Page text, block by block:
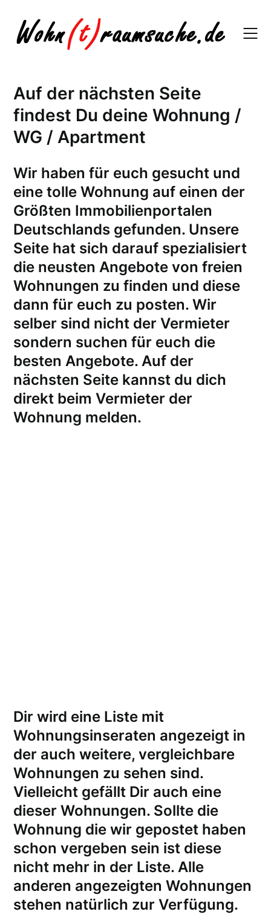
content
Auf der nächsten Seite
findest Du deine Wohnung /
WG / Apartment
Wir haben für euch gesucht und
eine tolle Wohnung auf einen der
Größten Immobilienportalen
Deutschlands gefunden. Unsere
Seite hat sich darauf spezialisiert
die neusten Angebote von freien
Wohnungen zu finden und diese
dann für euch zu posten. Wir
selber sind nicht der Vermieter
sondern suchen für euch die
besten Angebote. Auf der
nächsten Seite kannst du dich
direkt beim Vermieter der
Wohnung melden.
Dir wird eine Liste mit
Wohnungsinseraten angezeigt in
der auch weitere, vergleichbare
Wohnungen zu sehen sind.
Vielleicht gefällt Dir auch eine
dieser Wohnungen. Sollte die
Wohnung die wir gepostet haben
schon vergeben sein ist diese
nicht mehr in der Liste. Alle
anderen angezeigten Wohnungen
stehen natürlich zur Verfügung.